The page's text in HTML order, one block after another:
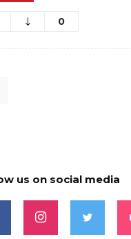
0
us on social media